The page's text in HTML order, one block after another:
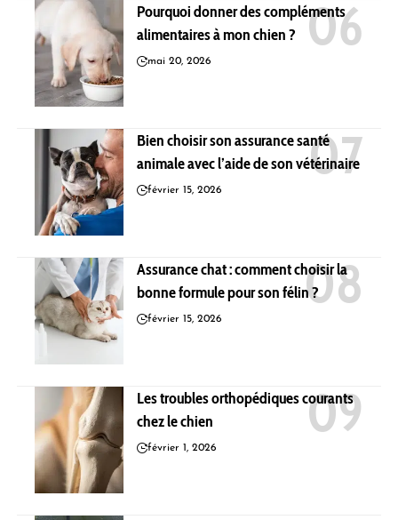
Pourquoi donner des compléments
alimentaires à mon chien ?
mai 20, 2026
Bien choisir son assurance santé
animale avec l’aide de son vétérinaire
février 15, 2026
Assurance chat : comment choisir la
bonne formule pour son félin ?
février 15, 2026
Les troubles orthopédiques courants
chez le chien
février 1, 2026